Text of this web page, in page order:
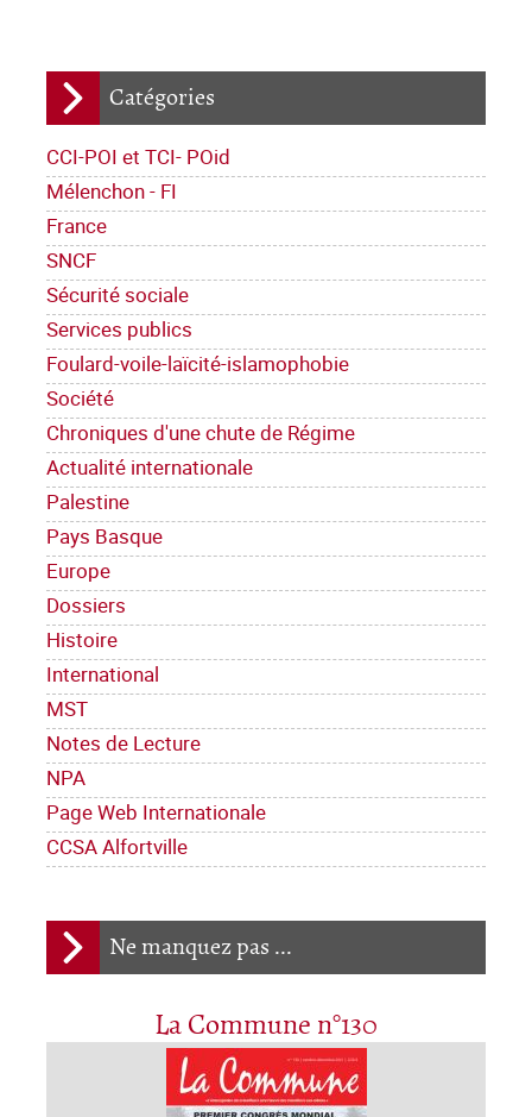
Catégories
CCI-POI et TCI- POid
Mélenchon - FI
France
SNCF
Sécurité sociale
Services publics
Foulard-voile-laïcité-islamophobie
Société
Chroniques d'une chute de Régime
Actualité internationale
Palestine
Pays Basque
Europe
Dossiers
Histoire
International
MST
Notes de Lecture
NPA
Page Web Internationale
CCSA Alfortville
Ne manquez pas ...
La Commune n°130